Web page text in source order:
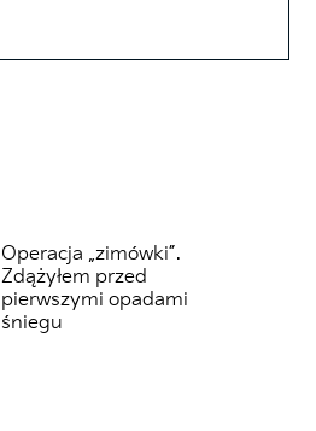
Operacja „zimówki”.
Zdążyłem przed
pierwszymi opadami
śniegu